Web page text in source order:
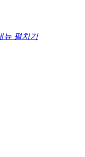
뉴 펼치기